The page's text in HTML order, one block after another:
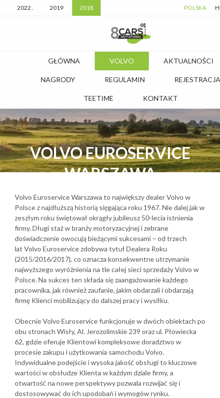
2022 . 2019 2018 POLSKA
GŁÓWNA VOLVO AKTUALNOŚCI
NAGRODY REGULAMIN REJESTRACJA
TEETIME KONTAKT
VOLVO EUROSERVICE
WARSZAWA
Volvo Euroservice Warszawa to największy dealer Volvo w
Polsce z najdłuższą historią sięgająca roku 1967. Nie dalej jak w
zeszłym roku świętował okrągły jubileusz 50-lecia istnienia
firmy. Długi staż w branży motoryzacyjnej i zebrane
doświadczenie owocują bieżącymi sukcesami – od trzech
lat Volvo Euroservice zdobywa tytuł Dealera Roku
(2015/2016/2017), co oznacza konsekwentne utrzymanie
najwyższego wyróżnienia na tle całej sieci sprzedaży Volvo w
Polsce. Na sukces ten składa się zaangażowanie każdego
pracownika, jak również zaufanie, jakim obdarzali i obdarzają
firmę Klienci mobilizujący do dalszej pracy i wysiłku.
Obecnie Volvo Euroservice funkcjonuje w dwóch obiektach po
obu stronach Wisły, Al. Jerozolimskie 239 oraz ul. Płowiecka
62, gdzie oferuje Klientowi kompleksowe doradztwo w
procesie zakupu i użytkowania samochodu Volvo.
Indywidualne podejście i wysoka jakość obsługi to kluczowe
wartości w obsłudze Klienta w każdym dziale firmy, a
otwartość na nowe perspektywy pozwala rozwijać się i
dostosowywać do ich upodobań i wymogów rynku.